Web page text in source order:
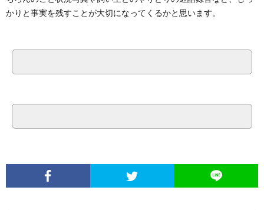
かりと事実を残すことが大切になってくるかと思います。